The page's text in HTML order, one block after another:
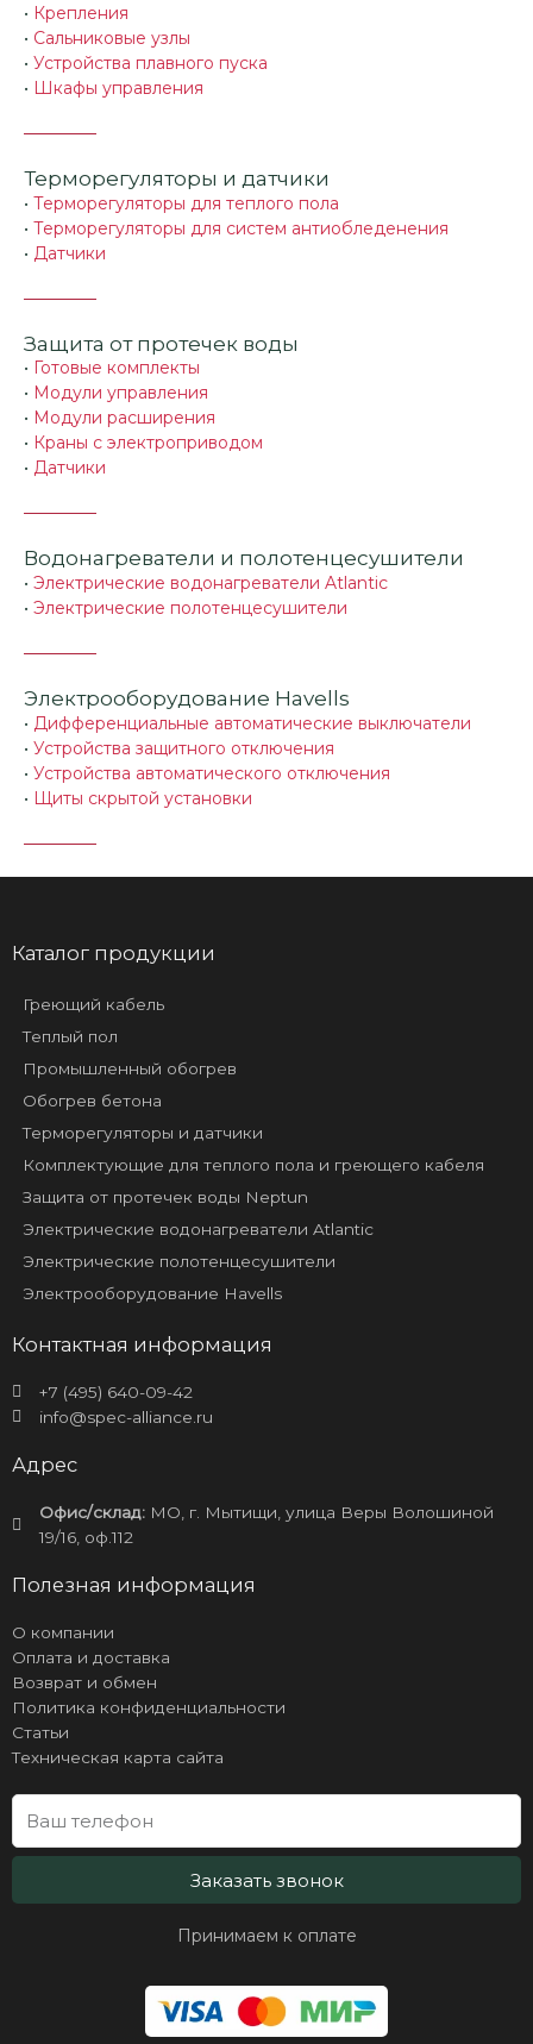
• Крепления
• Сальниковые узлы
• Устройства плавного пуска
• Шкафы управления
Терморегуляторы и датчики
• Терморегуляторы для теплого пола
• Терморегуляторы для систем антиобледенения
• Датчики
Защита от протечек воды
• Готовые комплекты
• Модули управления
• Модули расширения
• Краны с электроприводом
• Датчики
Водонагреватели и полотенцесушители
• Электрические водонагреватели Atlantic
• Электрические полотенцесушители
Электрооборудование Havells
• Дифференциальные автоматические выключатели
• Устройства защитного отключения
• Устройства автоматического отключения
• Щиты скрытой установки
Каталог продукции
Греющий кабель
Теплый пол
Промышленный обогрев
Обогрев бетона
Терморегуляторы и датчики
Комплектующие для теплого пола и греющего кабеля
Защита от протечек воды Neptun
Электрические водонагреватели Atlantic
Электрические полотенцесушители
Электрооборудование Havells
Контактная информация
+7 (495) 640-09-42
info@spec-alliance.ru
Адрес
Офис/склад:МО, г. Мытищи, улица Веры Волошиной
19/16, оф.112
Полезная информация
О компании
Оплата и доставка
Возврат и обмен
Политика конфиденциальности
Статьи
Техническая карта сайта
Заказать звонок
Принимаем к оплате